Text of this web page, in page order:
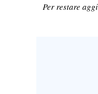
Per restare